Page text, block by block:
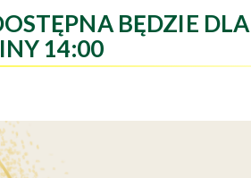
BĘDZIE DLA
14:00